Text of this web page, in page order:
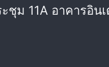
ม 11A อาคารอิน